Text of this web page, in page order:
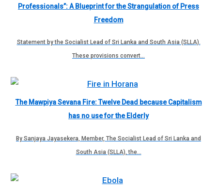
Professionals”: A Blueprint for the Strangulation of Press
Freedom
Statement by the Socialist Lead of Sri Lanka and South Asia (SLLA).
These provisions convert…
The Mawpiya Sevana Fire: Twelve Dead because Capitalism
has no use for the Elderly
By Sanjaya Jayasekera, Member, The Socialist Lead of Sri Lanka and
South Asia (SLLA), the…